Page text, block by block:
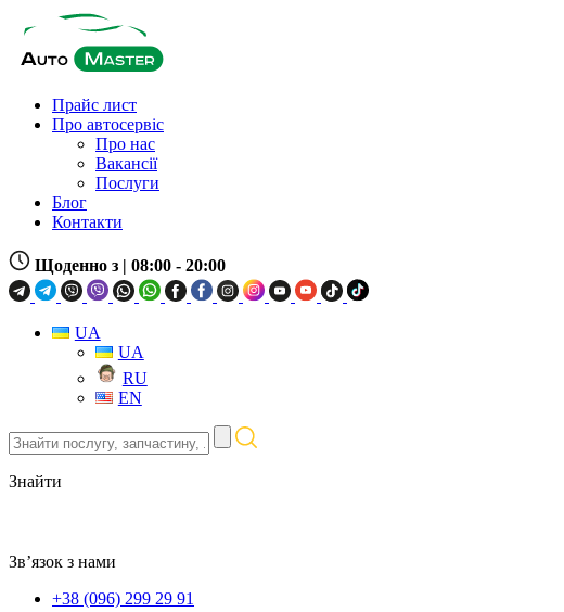
Прайс лист
Про автосервіс
Про нас
Вакансії
Послуги
Блог
Контакти
Щоденно з | 08:00 - 20:00
UA
UA
RU
EN
Знайти
послугу,
запчастину,
локацію
Знайти
Зв’язок з нами
+38 (096) 299 29 91